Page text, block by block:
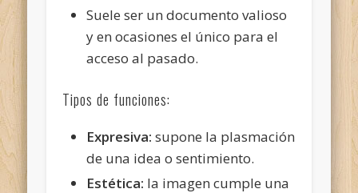
Suele ser un documento valioso
y en ocasiones el único para el
acceso al pasado.
Tipos de funciones:
Expresiva: supone la plasmación
de una idea o sentimiento.
Estética: la imagen cumple una